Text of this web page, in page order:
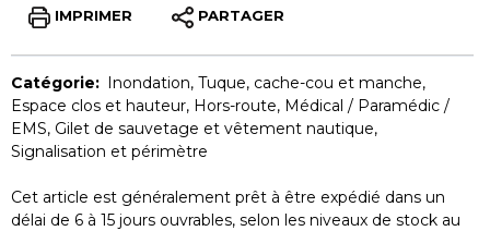
IMPRIMER PARTAGER
Catégorie: Inondation, Tuque, cache-cou et manche,
Espace clos et hauteur, Hors-route, Médical / Paramédic /
EMS, Gilet de sauvetage et vêtement nautique,
Signalisation et périmètre
Cet article est généralement prêt à être expédié dans un
délai de 6 à 15 jours ouvrables, selon les niveaux de stock au